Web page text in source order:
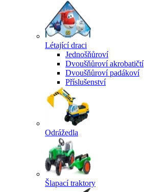
Létající draci
Jednošňůroví
Dvoušňůroví akrobatičtí
Dvoušňůroví padákoví
Příslušenství
Odrážedla
Šlapací traktory